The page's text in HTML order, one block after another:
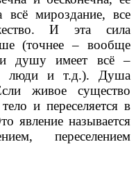
всё мироздание, все
И эта сила
(точнее – вообще
душу имеет всё –
люди и т.д.). Душа
живое существо
и переселяется в
явление называется
переселением